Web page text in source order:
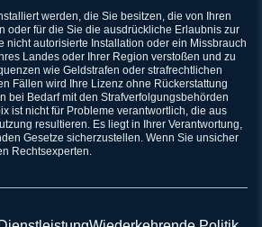
werden, die Sie besitzen, die von Ihren
oder für die Sie die ausdrückliche Erlaubnis zur
nicht autorisierte Installation oder ein Missbrauch
Landes oder Ihrer Region verstoßen und zu
wie Geldstrafen oder strafrechtlichen
Fällen wird Ihre Lizenz ohne Rückerstattung
bei Bedarf mit den Strafverfolgungsbehörden
ist nicht für Probleme verantwortlich, die aus
resultieren. Es liegt in Ihrer Verantwortung,
Gesetze sicherzustellen. Wenn Sie unsicher
Rechtsexperten.